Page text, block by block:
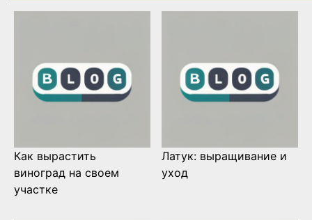
Как вырастить
виноград на своем
участке
Латук: выращивание и
уход